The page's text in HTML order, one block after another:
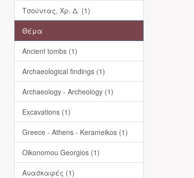
Τσούντας, Χρ. Δ. (1)
Θέμα
Ancient tombs (1)
Archaeological findings (1)
Archaeology - Archeology (1)
Excavations (1)
Greece - Athens - Kerameikos (1)
Oikonomou Georgios (1)
Ανασκαφές (1)